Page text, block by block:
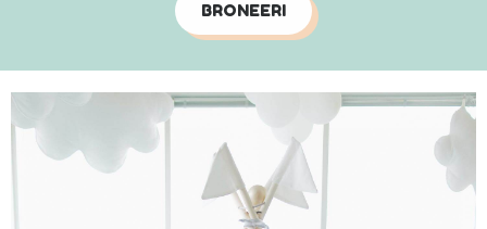
LISATEENUSED
DECOR
KONTAKT
BRONEERI